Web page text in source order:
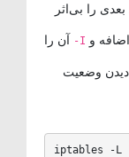
عمومی در ردیف اول، همه قوانین ACCEPT بعدی را بی‌اثر
و -I آن را
دیدن وضعیت
iptables -L